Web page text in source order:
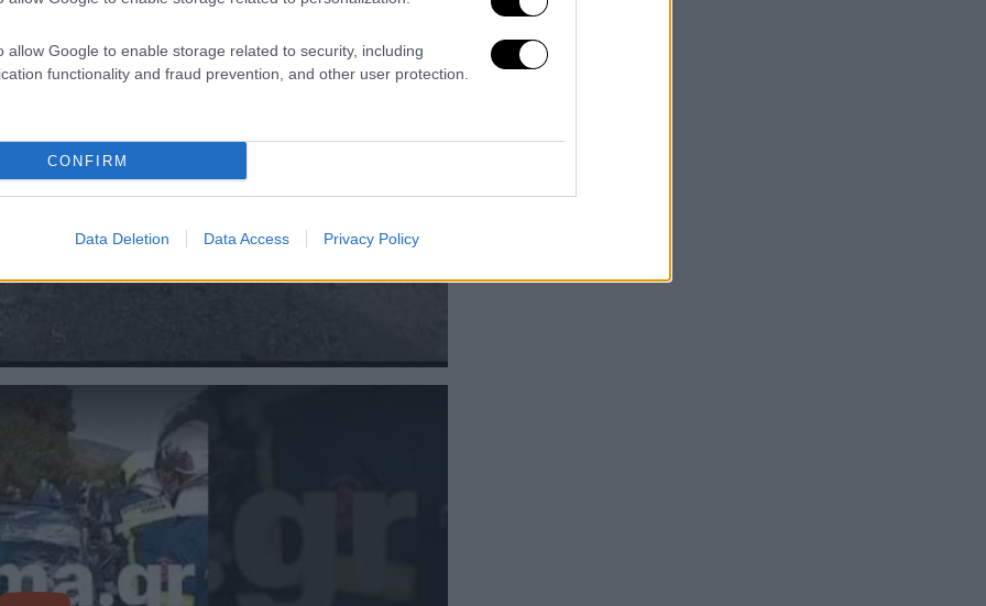
allow Google to enable storage related to security, including
functionality and fraud prevention, and other user protection.
CONFIRM
Data Deletion Data Access Privacy Policy
video